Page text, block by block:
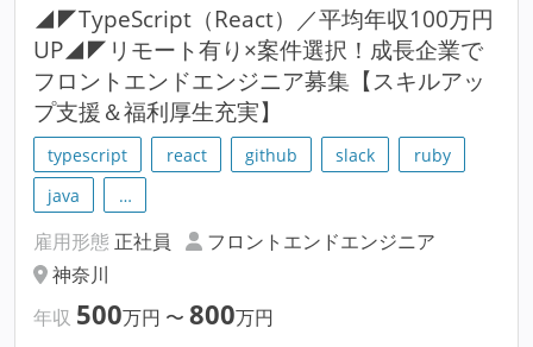
◢◤TypeScript（React）／平均年収100万円
UP◢◤リモート有り×案件選択！成長企業で
フロントエンドエンジニア募集【スキルアッ
プ支援＆福利厚生充実】
typescript react github slack
ruby
java
…
雇用形態 正社員
フロントエンドエンジニア
神奈川
年収 500万円 〜 800万円